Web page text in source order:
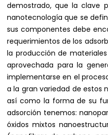
demostrado, que la clave
nanotecnología que se
sus componentes debe
requerimientos de los
la producción de
aprovechada para la
implementarse en el
a la gran variedad de estos
así como la forma de su
adsorción tenemos:
óxidos mixtos